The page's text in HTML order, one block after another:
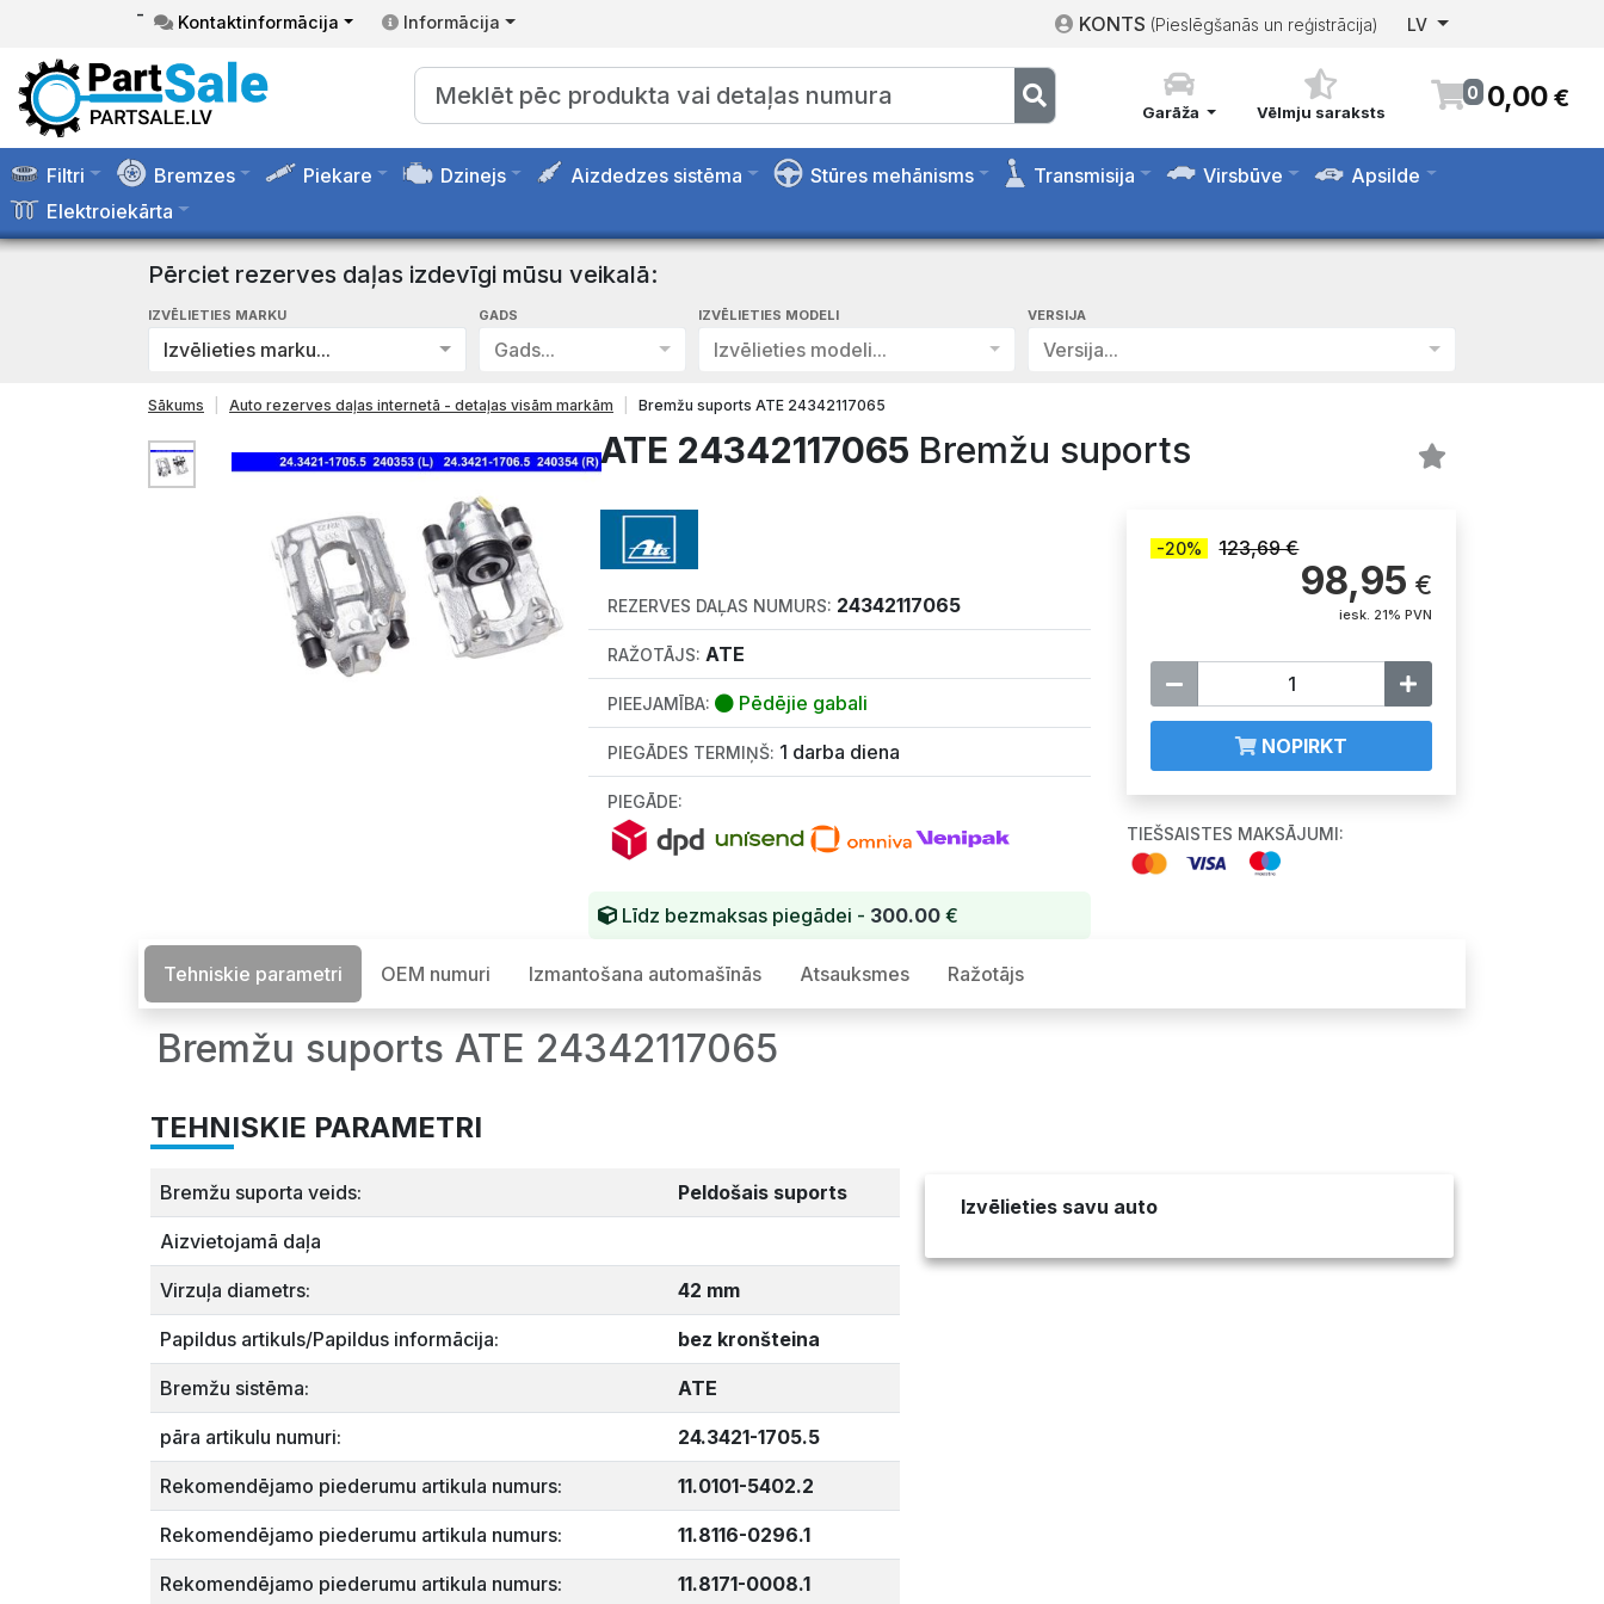
- Kontaktinformācija Informācija KONTS (Pieslēgšanās un reģistrācija) LV
Garāža Vēlmju saraksts
0 0,00 €
Filtri Bremzes Piekare Dzinejs Aizdedzes sistēma Stūres mehānisms Transmisija Virsbūve
Apsilde
Elektroiekārta
Pērciet rezerves daļas izdevīgi mūsu veikalā:
IZVĒLIETIES MARKU
Izvēlieties marku...
GADS
Gads...
IZVĒLIETIES MODELI
Izvēlieties modeli...
VERSIJA
Versija...
Sākums Auto rezerves daļas internetā - detaļas visām markām Bremžu suports ATE 24342117065
ATE 24342117065 Bremžu suports
REZERVES DAĻAS NUMURS: 24342117065
RAŽOTĀJS: ATE
PIEEJAMĪBA: Pēdējie gabali
PIEGĀDES TERMIŅŠ: 1 darba diena
PIEGĀDE:
Līdz bezmaksas piegādei - 300.00€
-20% 123,69 €
98,95 €
iesk. 21% PVN
NOPIRKT
TIEŠSAISTES MAKSĀJUMI:
Tehniskie parametri OEM numuri Izmantošana automašīnās Atsauksmes Ražotājs
Bremžu suports ATE 24342117065
TEHNISKIE PARAMETRI
Bremžu suporta veids: Peldošais suports
Aizvietojamā daļa
Virzuļa diametrs: 42 mm
Papildus artikuls/Papildus informācija: bez kronšteina
Bremžu sistēma: ATE
pāra artikulu numuri: 24.3421-1705.5
Rekomendējamo piederumu artikula numurs: 11.0101-5402.2
Rekomendējamo piederumu artikula numurs: 11.8116-0296.1
Rekomendējamo piederumu artikula numurs: 11.8171-0008.1
Izvēlieties savu auto